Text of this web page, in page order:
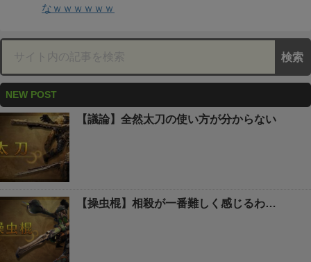
なｗｗｗｗｗｗ
NEW POST
【議論】全然太刀の使い方が分からない
【操虫棍】相殺が一番難しく感じるわ…